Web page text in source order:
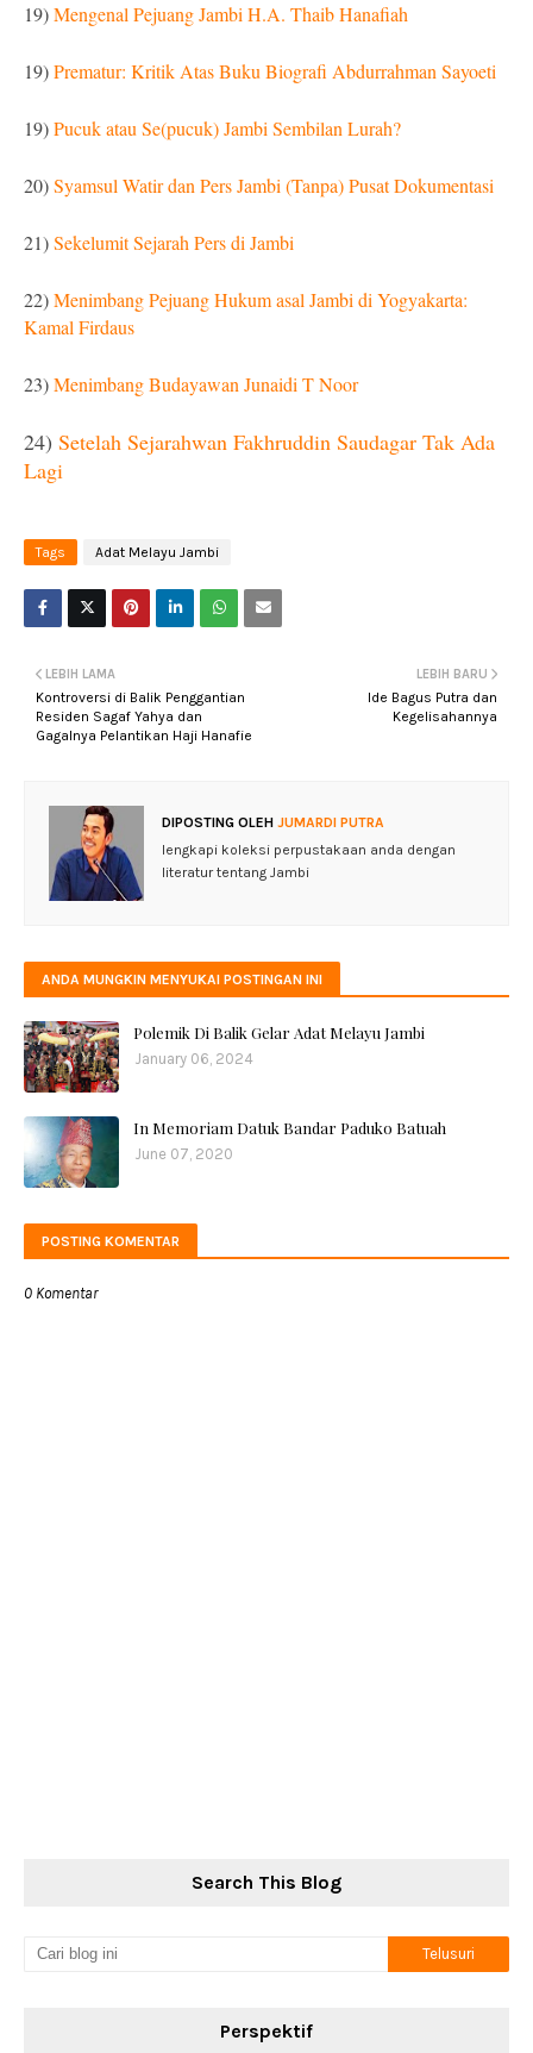
19)Mengenal Pejuang Jambi H.A. Thaib Hanafiah
19)Prematur: Kritik Atas Buku Biografi Abdurrahman Sayoeti
19)Pucuk atau Se(pucuk) Jambi Sembilan Lurah?
20)Syamsul Watir dan Pers Jambi (Tanpa) Pusat Dokumentasi
21)Sekelumit Sejarah Pers di Jambi
22)Menimbang Pejuang Hukum asal Jambi di Yogyakarta:
Kamal Firdaus
23)Menimbang Budayawan Junaidi T Noor
24) Setelah Sejarahwan Fakhruddin Saudagar Tak Ada
Lagi
Tags Adat Melayu Jambi
LEBIH BARU
Ide Bagus Putra dan
Kegelisahannya
LEBIH LAMA
Kontroversi di Balik Penggantian
Residen Sagaf Yahya dan
Gagalnya Pelantikan Haji Hanafie
DIPOSTING OLEH JUMARDI PUTRA
lengkapi koleksi perpustakaan anda dengan
literatur tentang Jambi
ANDA MUNGKIN MENYUKAI POSTINGAN INI
Polemik Di Balik Gelar Adat Melayu Jambi
January 06, 2024
In Memoriam Datuk Bandar Paduko Batuah
June 07, 2020
POSTING KOMENTAR
0 Komentar
Search This Blog
Perspektif